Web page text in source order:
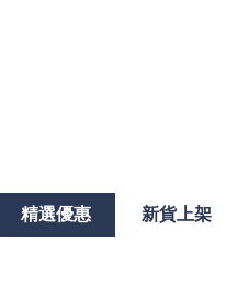
精選優惠 新貨上架